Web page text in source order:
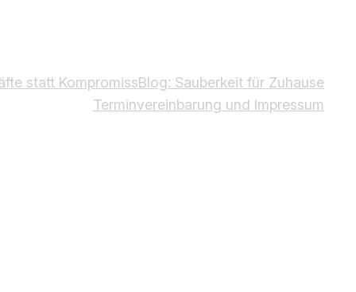
statt KompromissBlog: Sauberkeit für Zuhause
Terminvereinbarung und Impressum